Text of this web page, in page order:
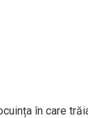
în care